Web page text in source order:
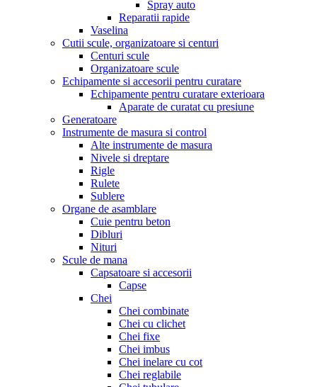
Spray auto
Reparatii rapide
Vaselina
Cutii scule, organizatoare si centuri
Centuri scule
Organizatoare scule
Echipamente si accesorii pentru curatare
Echipamente pentru curatare exterioara
Aparate de curatat cu presiune
Generatoare
Instrumente de masura si control
Alte instrumente de masura
Nivele si dreptare
Rigle
Rulete
Sublere
Organe de asamblare
Cuie pentru beton
Dibluri
Nituri
Scule de mana
Capsatoare si accesorii
Capse
Chei
Chei combinate
Chei cu clichet
Chei fixe
Chei imbus
Chei inelare cu cot
Chei reglabile